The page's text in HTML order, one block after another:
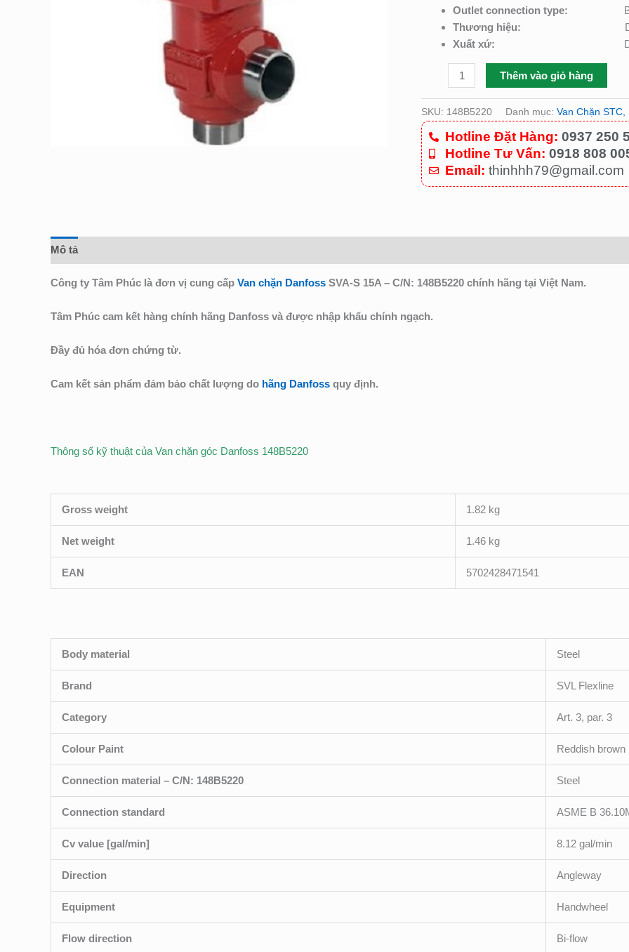
Outlet connection type:
Butt
Thương hiệu:
Xuất xứ:
Thêm vào giỏ hàng
SKU: 148B5220 Danh mục: Van Chặn STC,
Hotline Đặt Hàng: 0937 250
Hotline Tư Vấn: 0918 808
Email: thinhhh79@gmail.com
Mô tả
Công ty Tâm Phúc là đơn vị cung cấp Van chặn Danfoss SVA-S 15A – C/N: 148B5220 chính hãng tại Việt Nam.
Tâm Phúc cam kết hàng chính hãng Danfoss và được nhập khẩu chính ngạch.
Đầy đủ hóa đơn chứng từ.
Cam kết sản phẩm đảm bảo chất lượng do hãng Danfoss quy định.
Thông số kỹ thuật của Van chặn góc Danfoss 148B5220
Gross weight 1.82 kg
Net weight 1.46 kg
EAN 5702428471541
Body material Steel
Brand SVL Flexline
Category Art. 3, par. 3
Colour Paint Reddish brown
Connection material – C/N: 148B5220 Steel
Connection standard ASME B
Cv value [gal/min] 8.12 gal/min
Direction Angleway
Equipment Handwheel
Flow direction Bi-flow